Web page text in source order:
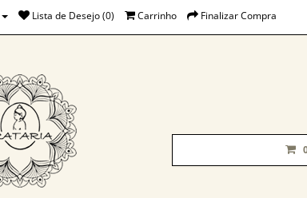
Lista de Desejo (0) Carrinho Finalizar Compra